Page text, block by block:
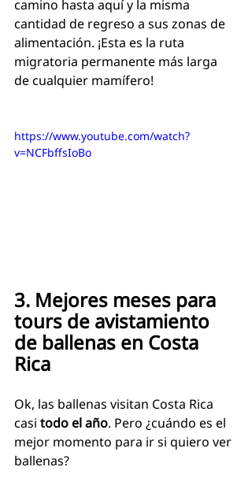
camino hasta aquí y la misma
cantidad de regreso a sus zonas de
alimentación. ¡Esta es la ruta
migratoria permanente más larga
de cualquier mamífero!
https://www.youtube.com/watch?
v=NCFbffsIoBo
3. Mejores meses para
tours de avistamiento
de ballenas en Costa
Rica
Ok, las ballenas visitan Costa Rica
casi todo el año. Pero ¿cuándo es el
mejor momento para ir si quiero ver
ballenas?